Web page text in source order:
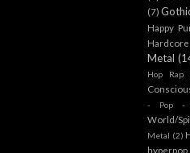
(7)
Happy
Hardcore
Metal
Hop Rap
- Pop -
World/
Metal (2)
hyperpop